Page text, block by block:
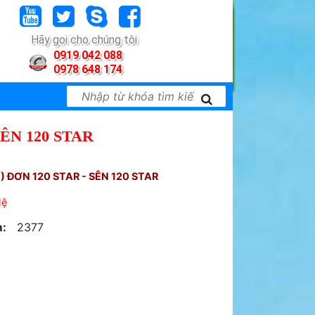
Hãy gọi cho chúng tôi
0919 042 088
0978 648 174
120 STAR
ĐƠN 120 STAR - SÊN 120 STAR
2377